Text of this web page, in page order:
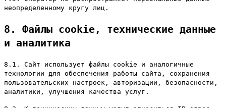
неопределенному кругу лиц.
8. Файлы cookie, технические данные
и аналитика
8.1. Сайт использует файлы cookie и аналогичные
технологии для обеспечения работы сайта, сохранения
пользовательских настроек, авторизации, безопасности,
аналитики, улучшения качества услуг.